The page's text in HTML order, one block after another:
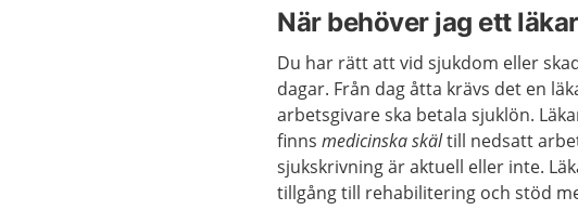
När behöver jag ett
Du har rätt att vid sjukdom eller
dagar. Från dag åtta krävs det en
arbetsgivare ska betala sjuklön.
finnsmedicinska skältill nedsatt
sjukskrivning är aktuell eller inte.
tillgång till rehabilitering och stöd